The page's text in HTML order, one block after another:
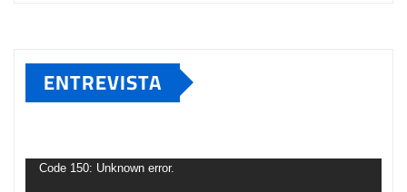
ENTREVISTA
deCode 150: Unknown error.